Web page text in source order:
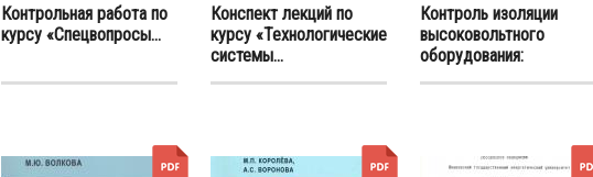
Контрольная работа по
курсу «Спецвопросы...
Конспект лекций по
курсу «Технологические
системы...
Контроль изоляции
высоковольтного
оборудования: